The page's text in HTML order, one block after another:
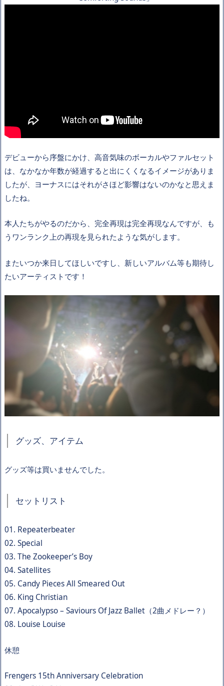
デビューから序盤にかけ、高音気味のボーカルやファルセット
は、なかなか年数が経過すると出にくくなるイメージがありま
したが、ヨーナスにはそれがさほど影響はないのかなと思えま
したね。
本人たちがやるのだから、完全再現は完全再現なんですが、も
うワンランク上の再現を見られたような気がします。
またいつか来日してほしいですし、新しいアルバム等も期待し
たいアーティストです！
グッズ、アイテム
グッズ等は買いませんでした。
セットリスト
01. Repeaterbeater
02. Special
03. The Zookeeper’s Boy
04. Satellites
05. Candy Pieces All Smeared Out
06. King Christian
07. Apocalypso – Saviours Of Jazz Ballet（2曲メドレー？）
08. Louise Louise
休憩
Frengers 15th Anniversary Celebration